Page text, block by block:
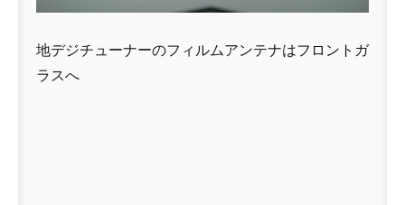
地デジチューナーのフィルムアンテナはフロントガ
ラスへ